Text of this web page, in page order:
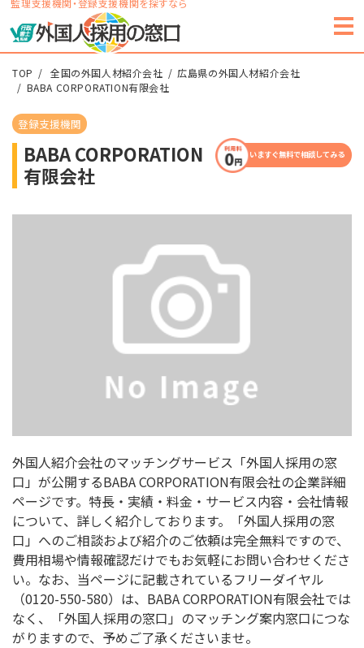
監理支援機関・登録支援機関を探すなら
TOP 全国の外国人材紹介会社
広島県の外国人材紹介会社
BABA CORPORATION有限会社
登録支援機関
BABA CORPORATION
有限会社
いますぐ無料で相談してみる
外国人紹介会社のマッチングサービス「外国人採用の窓
口」が公開するBABA CORPORATION有限会社の企業詳細
ページです。特長・実績・料金・サービス内容・会社情報
について、詳しく紹介しております。「外国人採用の窓
口」へのご相談および紹介のご依頼は完全無料ですので、
費用相場や情報確認だけでもお気軽にお問い合わせくださ
い。なお、当ページに記載されているフリーダイヤル
（0120-550-580）は、BABA CORPORATION有限会社では
なく、「外国人採用の窓口」のマッチング案内窓口につな
がりますので、予めご了承くださいませ。